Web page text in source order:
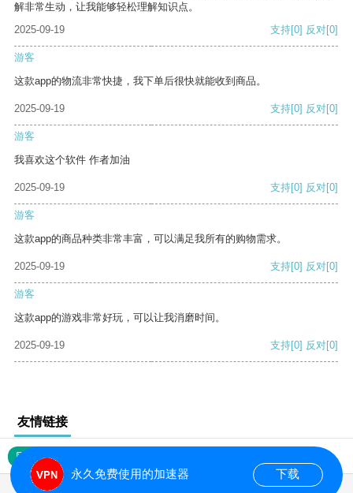
解非常生动，让我能够轻松理解知识点。
2025-09-19
支持[0] 反对[0]
游客
这款app的物流非常快捷，我下单后很快就能收到商品。
2025-09-19 支持[0] 反对[0]
游客
我喜欢这个软件 作者加油
2025-09-19 支持[0] 反对[0]
游客
这款app的商品种类非常丰富，可以满足我所有的购物需求。
2025-09-19 支持[0] 反对[0]
游客
这款app的游戏非常好玩，可以让我消磨时间。
2025-09-19 支持[0] 反对[0]
友情链接
网站地图
永久免费使用的加速器 下载